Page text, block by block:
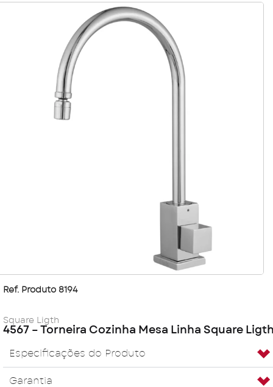
Ref. Produto 8194
Square Ligth
4567 – Torneira Cozinha Mesa Linha Square
Especificações do Produto
Garantia